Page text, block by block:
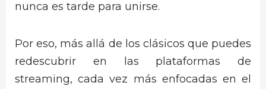
nunca es tarde para unirse.
Por eso, más allá de los clásicos que puedes
redescubrir en las plataformas de
streaming, cada vez más enfocadas en el